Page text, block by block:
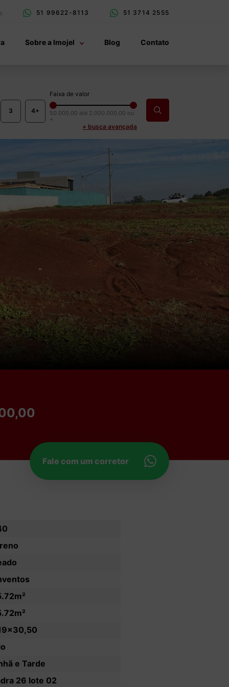
51 99622-8113 51 3714 2555
Sobre a Imojel Blog Contato
3 4+
Faixa de valor
50.000,00 até 2.000.000,00 ou
+
+ busca avançada
Fale com um corretor
e Tarde
26 lote 02